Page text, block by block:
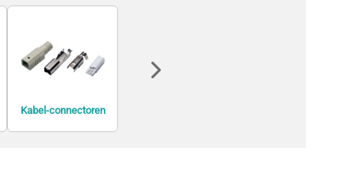
Kabel-connectoren